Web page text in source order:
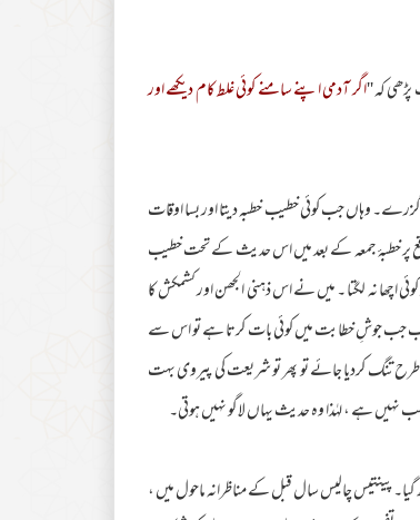
کہ ''اگر آدمی اپنے سامنے کوئی غلط کام دیکھے اور
وہاں جب کوئی خطیب خطبہ دیتا اور بسا اوقات
پر خطبۂ جمعہ کے بعد میں اس حدیث کے تحت خطیب
اچھا نہ لگتا ۔ میں نے اس ذہنی الجھن اور کشمکش کا
خطیب جب جوشِ خطابت میں کوئی بات کرتا ہے تو اس سے
تنگ کردیا جائے تو پھر تو شریعت کی پیروی بہت
نہیں ہے ، لہٰذا وہ حدیث یہاں لاگو نہیں ہوتی۔
پینتیس چالیس سال قبل کے مناظرانہ ماحول میں ،